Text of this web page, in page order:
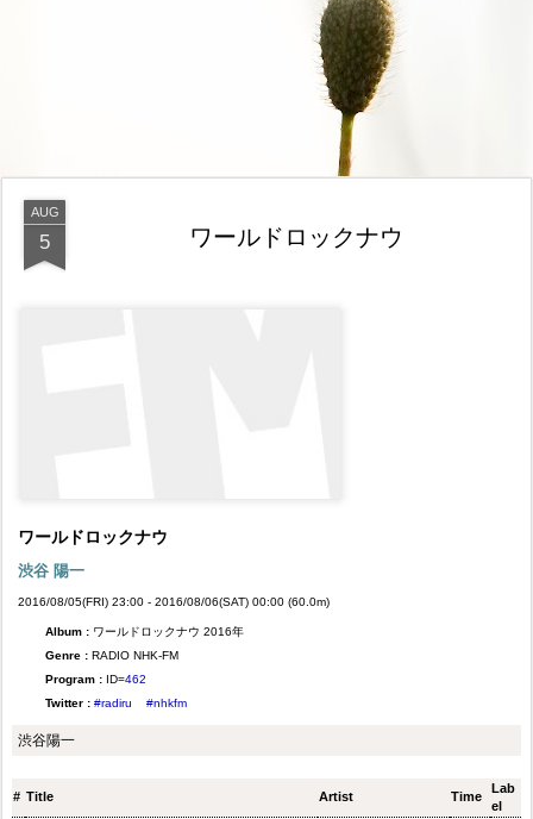
AUG
5 ワールドロックナウ
ワールドロックナウ
渋谷 陽一
2016/08/05(FRI) 23:00 - 2016/08/06(SAT) 00:00 (60.0m)
Album : ワールドロックナウ 2016年
Genre : RADIO NHK-FM
Program : ID=462
Twitter : #radiru #nhkfm
渋谷陽一
# Title Artist Time
Lab
el